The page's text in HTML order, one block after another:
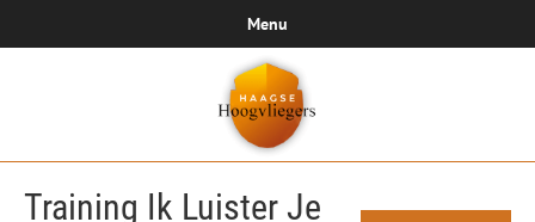
Menu
Training Ik Luister Je